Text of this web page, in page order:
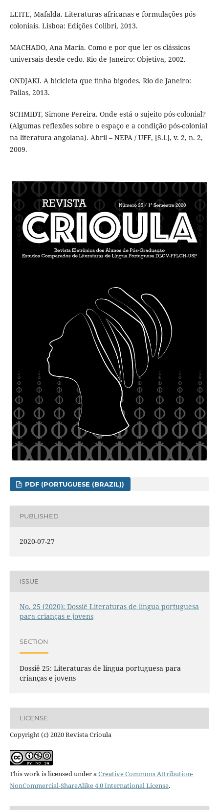
LEITE, Mafalda. Literaturas africanas e formulações pós-
coloniais. Lisboa: Edições Colibri, 2013.
MACHADO, Ana Maria. Como e por que ler os clássicos
universais desde cedo. Rio de Janeiro: Objetiva, 2002.
ONDJAKI. A bicicleta que tinha bigodes. Rio de Janeiro:
Pallas, 2013.
SCHMIDT, Simone Pereira. Onde está o sujeito pós-colonial?
(Algumas reflexões sobre o espaço e a condição pós-colonial
na literatura angolana). Abril – NEPA / UFF, [S.l.], v. 2, n. 2,
2009.
PDF (PORTUGUESE (BRAZIL))
PUBLISHED
2020-07-27
ISSUE
No. 25 (2020): Dossiê Literaturas de língua portuguesa
para crianças e jovens
SECTION
Dossiê 25: Literaturas de língua portuguesa para
crianças e jovens
LICENSE
Copyright (c) 2020 Revista Crioula
This work is licensed under aCreative Commons Attribution-
NonCommercial-ShareAlike 4.0 International License.